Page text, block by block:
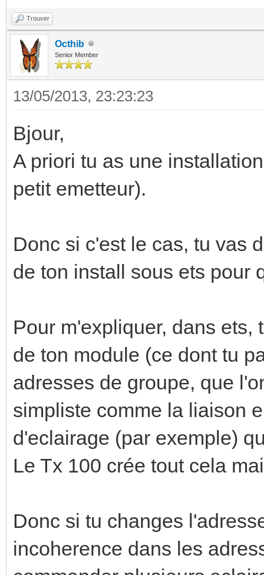
Trouver
Octhib
Senior Member
13/05/2013, 23:23:23
Bjour,
A priori tu as une
petit emetteur).
Donc si c'est le cas, tu vas
de ton install sous ets pour
Pour m'expliquer, dans ets,
de ton module (ce dont tu
adresses de groupe, que
simpliste comme la liaison
d'eclairage (par exemple)
Le Tx 100 crée tout cela
Donc si tu changes
incoherence dans les